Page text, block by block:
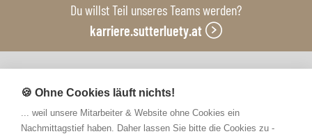
Du willst Teil unseres Teams werden?
karriere.sutterluety.at
Unsere Produktionsbetriebe
🍪 Ohne Cookies läuft nichts!
... weil unsere Mitarbeiter & Website ohne Cookies ein
Nachmittagstief haben. Daher lassen Sie bitte die Cookies zu -